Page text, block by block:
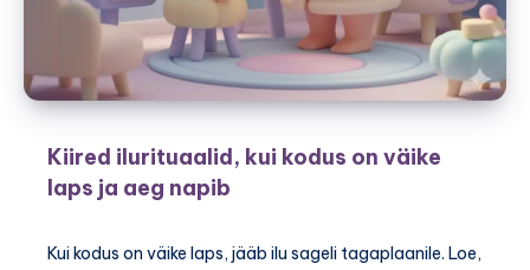
Kiired ilurituaalid, kui kodus on väike
laps ja aeg napib
Kui kodus on väike laps, jääb ilu sageli tagaplaanile. Loe,